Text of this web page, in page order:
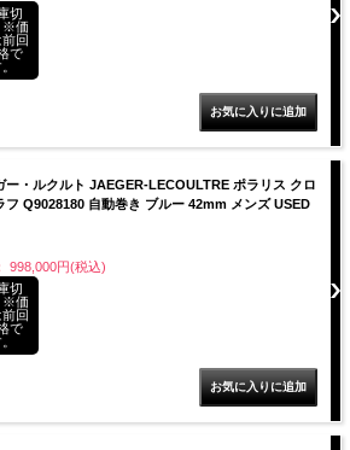
切
価
回
で
ー・ルクルト JAEGER-LECOULTRE ポラリス クロ
フ Q9028180 自動巻き ブルー 42mm メンズ USED
998,000円(税込)
切
価
回
で